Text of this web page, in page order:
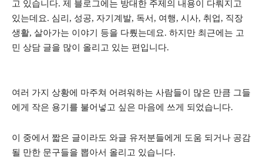
고 있습니다. 제 블로그에는 방대한 주제의 내용이 다뤄지고
있는데요. 심리, 성공, 자기계발, 독서, 여행, 시사, 취업, 직장
생활, 살아가는 이야기 등을 다뤘는데요. 하지만 최근에는 고
민 상담 글을 많이 올리고 있는 편입니다.
여러 가지 상황에 마주쳐 어려워하는 사람들이 많은 만큼 그들
에게 작은 용기를 불어넣고 싶은 마음에 쓰게 되었습니다.
이 중에서 짧은 글이라도 와글 유저분들에게 도움 되거나 공감
될 만한 문구들을 뽑아서 올리고 있습니다.